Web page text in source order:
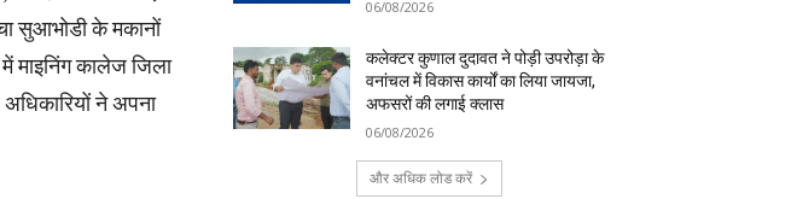
सुआभोडी के मकानों
माइनिंग कालेज जिला
ने अपना
06/08/2026
कलेक्टर कुणाल दुदावत ने पोड़ी उपरोड़ा के
वनांचल में विकास कार्यों का लिया जायजा,
अफसरों की लगाई क्लास
06/08/2026
और अधिक लोड करें